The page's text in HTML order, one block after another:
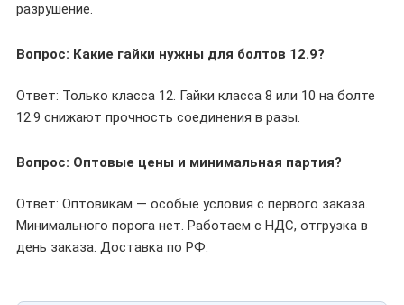
разрушение.
Вопрос: Какие гайки нужны для болтов 12.9?
Ответ: Только класса 12. Гайки класса 8 или 10 на болте
12.9 снижают прочность соединения в разы.
Вопрос: Оптовые цены и минимальная партия?
Ответ: Оптовикам — особые условия с первого заказа.
Минимального порога нет. Работаем с НДС, отгрузка в
день заказа. Доставка по РФ.